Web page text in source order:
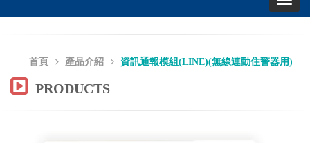
首頁 產品介紹 資訊通報模組(LINE)(無線連動住警器用)
PRODUCTS